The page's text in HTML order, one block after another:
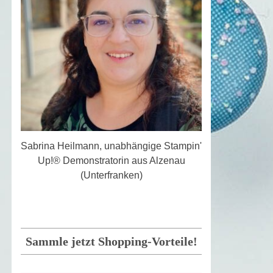
Sabrina Heilmann, unabhängige Stampin'
Up!® Demonstratorin aus Alzenau
(Unterfranken)
Sammle jetzt Shopping-Vorteile!